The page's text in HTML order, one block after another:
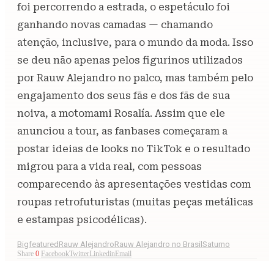
foi percorrendo a estrada, o espetáculo foi
ganhando novas camadas — chamando
atenção, inclusive, para o mundo da moda. Isso
se deu não apenas pelos figurinos utilizados
por Rauw Alejandro no palco, mas também pelo
engajamento dos seus fãs e dos fãs de sua
noiva, a motomami Rosalía. Assim que ele
anunciou a tour, as fanbases começaram a
postar ideias de looks no TikTok e o resultado
migrou para a vida real, com pessoas
comparecendo às apresentações vestidas com
roupas retrofuturistas (muitas peças metálicas
e estampas psicodélicas).
Bigfeatured Rauw AlejandroRauw Alejandro no Brasil Saturno
Share 0 FacebookTwitter Linkedin Email